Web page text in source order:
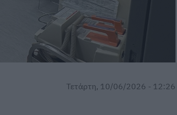
Τετάρτη, 10/06/2026 - 12:26